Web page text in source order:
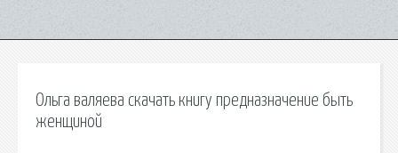
Ольга валяева скачать книгу предназначение быть
женщиной